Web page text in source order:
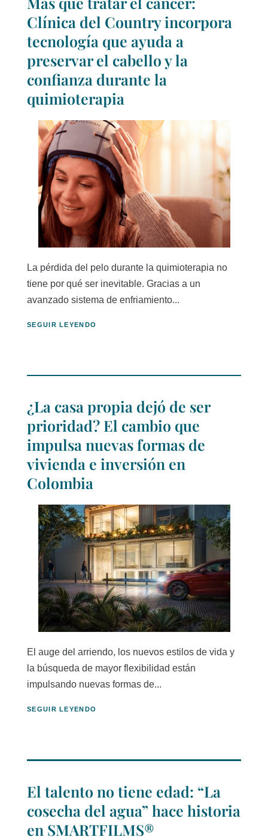
Clínica del Country incorpora
tecnología que ayuda a
preservar el cabello y la
confianza durante la
quimioterapia
La pérdida del pelo durante la quimioterapia no
tiene por qué ser inevitable. Gracias a un
avanzado sistema de enfriamiento...
SEGUIR LEYENDO
¿La casa propia dejó de ser
prioridad? El cambio que
impulsa nuevas formas de
vivienda e inversión en
Colombia
El auge del arriendo, los nuevos estilos de vida y
la búsqueda de mayor flexibilidad están
impulsando nuevas formas de...
SEGUIR LEYENDO
El talento no tiene edad: “La
cosecha del agua” hace historia
en SMARTFILMS®